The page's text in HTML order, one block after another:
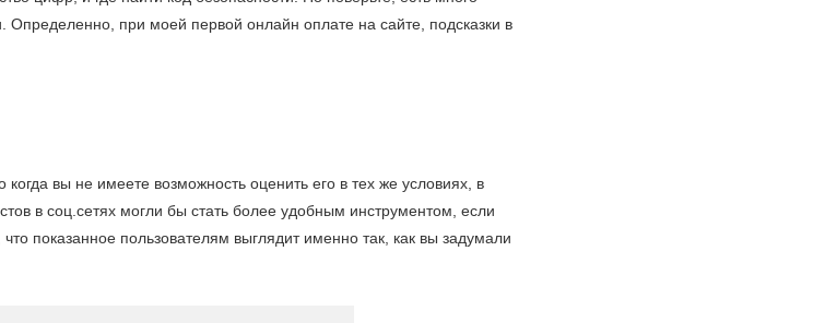
при моей первой онлайн оплате на сайте, подсказки в
вы не имеете возможность оценить его в тех же условиях, в
в соц.сетях могли бы стать более удобным инструментом, если
показанное пользователям выглядит именно так, как вы задумали